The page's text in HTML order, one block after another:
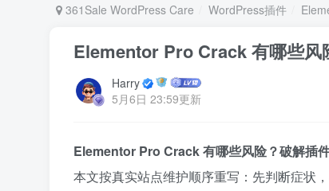
361Sale WordPress Care WordPress插件
Elementor Pro Crack 有哪些风
Harry
5月6日 23:59更新
Elementor Pro Crack 有哪些风险？破解插
本文按真实站点维护顺序重写：先判断症状